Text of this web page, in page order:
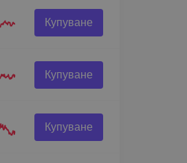
Купуване
Купуване
Купуване